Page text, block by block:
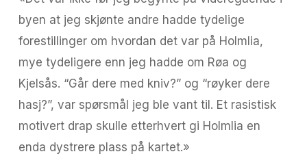
byen at jeg skjønte andre hadde tydelige
forestillinger om hvordan det var på Holmlia,
mye tydeligere enn jeg hadde om Røa og
Kjelsås. “Går dere med kniv?” og “røyker dere
hasj?”, var spørsmål jeg ble vant til. Et rasistisk
motivert drap skulle etterhvert gi Holmlia en
enda dystrere plass på kartet.»